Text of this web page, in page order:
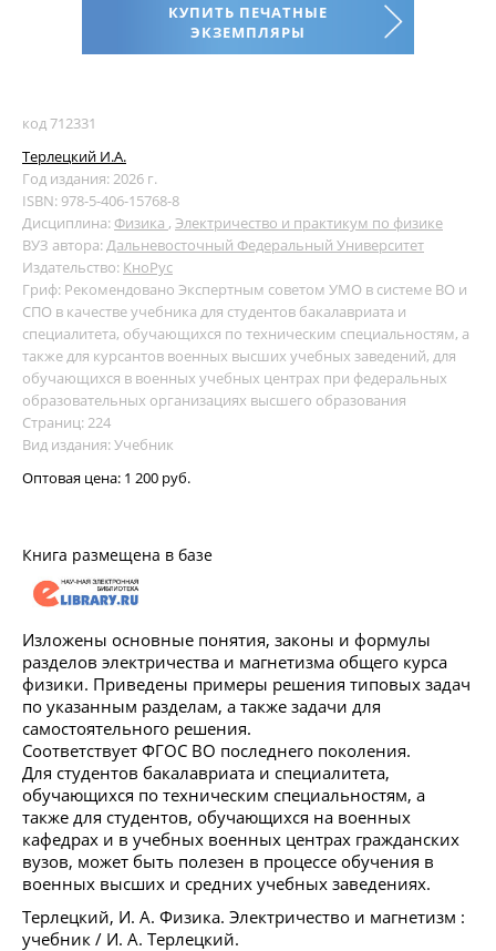
КУПИТЬ ПЕЧАТНЫЕ
ЭКЗЕМПЛЯРЫ
код 712331
Терлецкий И.А.
Год издания: 2026 г.
ISBN: 978-5-406-15768-8
Дисциплина: Физика , Электричество и практикум по физике
ВУЗ автора:Дальневосточный Федеральный Университет
Издательство: КноРус
Гриф: Рекомендовано Экспертным советом УМО в системе ВО и
СПО в качестве учебника для студентов бакалавриата и
специалитета, обучающихся по техническим специальностям, а
также для курсантов военных высших учебных заведений, для
обучающихся в военных учебных центрах при федеральных
образовательных организациях высшего образования
Страниц: 224
Вид издания: Учебник
Оптовая цена: 1 200 руб.
Книга размещена в базе
Изложены основные понятия, законы и формулы
разделов электричества и магнетизма общего курса
физики. Приведены примеры решения типовых задач
по указанным разделам, а также задачи для
самостоятельного решения.
Соответствует ФГОС ВО последнего поколения.
Для студентов бакалавриата и специалитета,
обучающихся по техническим специальностям, а
также для студентов, обучающихся на военных
кафедрах и в учебных военных центрах гражданских
вузов, может быть полезен в процессе обучения в
военных высших и средних учебных заведениях.
Терлецкий, И. А. Физика. Электричество и магнетизм :
учебник / И. А. Терлецкий.